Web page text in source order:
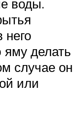
воды.
него
делать
случае он
или